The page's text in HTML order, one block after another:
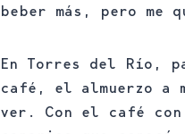
beber más, pero me
En Torres del Río,
café, el almuerzo a
ver. Con el café